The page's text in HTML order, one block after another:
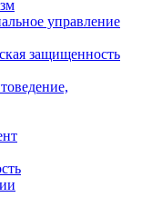
управление
защищенность